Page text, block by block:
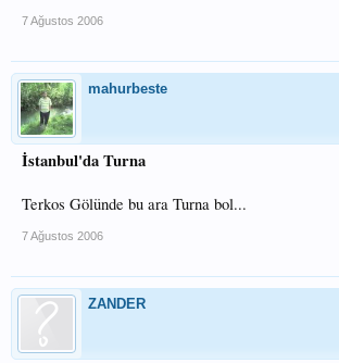
7 Ağustos 2006
mahurbeste
İstanbul'da Turna
Terkos Gölünde bu ara Turna bol...
7 Ağustos 2006
ZANDER